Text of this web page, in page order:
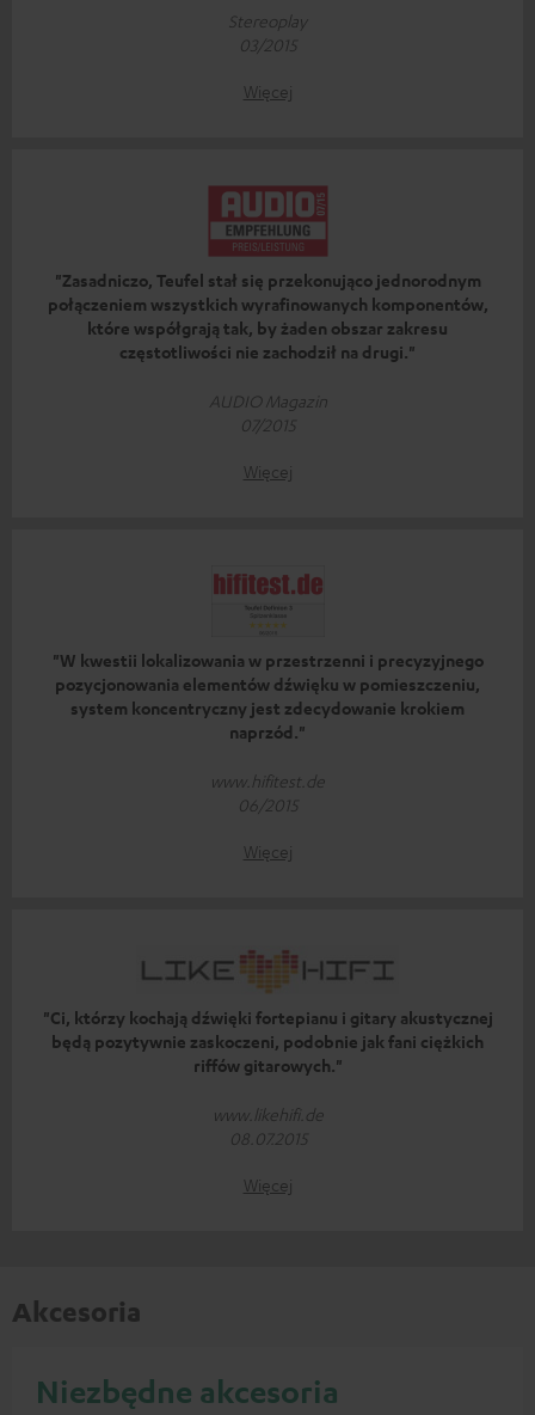
Stereoplay
03/2015
Więcej
"Zasadniczo, Teufel stał się przekonująco jednorodnym
połączeniem wszystkich wyrafinowanych komponentów,
które współgrają tak, by żaden obszar zakresu
częstotliwości nie zachodził na drugi."
AUDIO Magazin
07/2015
Więcej
"W kwestii lokalizowania w przestrzenni i precyzyjnego
pozycjonowania elementów dźwięku w pomieszczeniu,
system koncentryczny jest zdecydowanie krokiem
naprzód."
www.hifitest.de
06/2015
Więcej
"Ci, którzy kochają dźwięki fortepianu i gitary akustycznej
będą pozytywnie zaskoczeni, podobnie jak fani ciężkich
riffów gitarowych."
www.likehifi.de
08.07.2015
Więcej
Akcesoria
Niezbędne akcesoria